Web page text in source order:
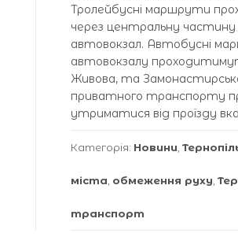
Тролейбусні маршрути
через центральну частину
автовокзал. Автобусні
автовокзалу
Живова, та
приватного транспорту
утриматися від проїзду
Категорія: Новини
міста обмеження руху
транспорт